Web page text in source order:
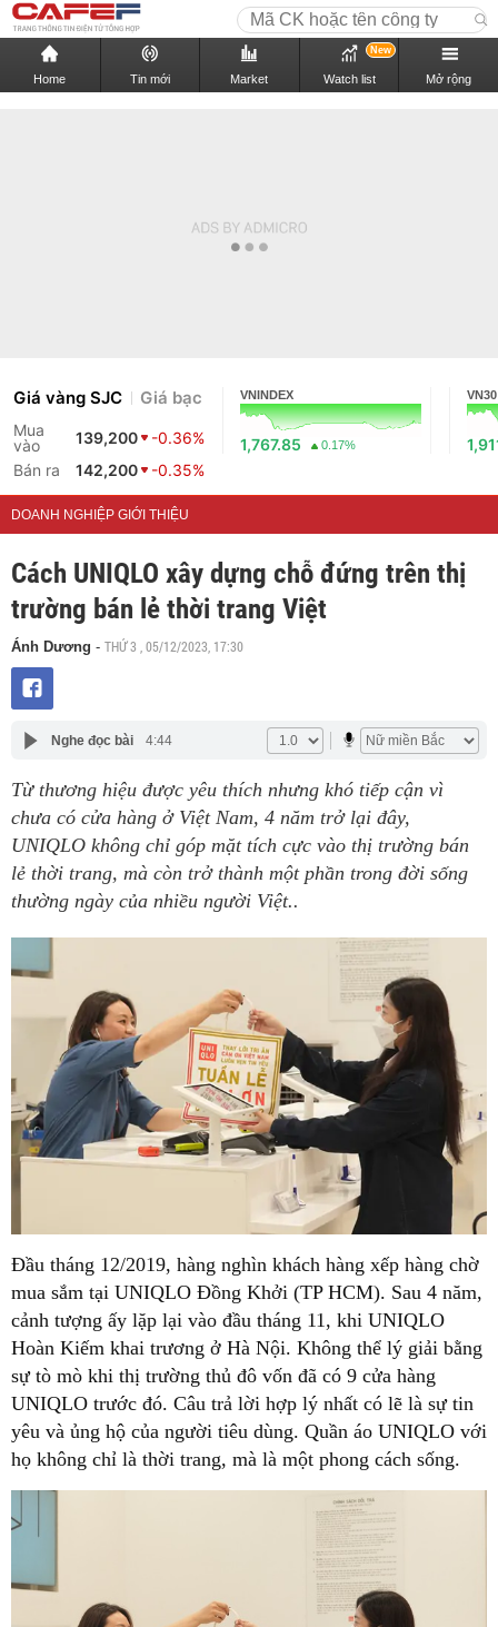
Home Tin mới Market Watch list
New
Mở rộng
Giá vàng SJC Giá bạc
Mua
vào
139,200
-0.36%
Bán ra
142,200 -0.35%
VNINDEX
1,767.85 0.17%
VN30
DOANH NGHIỆP GIỚI THIỆU
Cách UNIQLO xây dựng chỗ đứng trên thị
trường bán lẻ thời trang Việt
Ánh Dương - THỨ 3 , 05/12/2023, 17:30
Nghe đọc bài 4:44
Từ thương hiệu được yêu thích nhưng khó tiếp cận vì
chưa có cửa hàng ở Việt Nam, 4 năm trở lại đây,
UNIQLO không chỉ góp mặt tích cực vào thị trường bán
lẻ thời trang, mà còn trở thành một phần trong đời sống
thường ngày của nhiều người Việt..
Đầu tháng 12/2019, hàng nghìn khách hàng xếp hàng chờ
mua sắm tại UNIQLO Đồng Khởi (TP HCM). Sau 4 năm,
cảnh tượng ấy lặp lại vào đầu tháng 11, khi UNIQLO
Hoàn Kiếm khai trương ở Hà Nội. Không thể lý giải bằng
sự tò mò khi thị trường thủ đô vốn đã có 9 cửa hàng
UNIQLO trước đó. Câu trả lời hợp lý nhất có lẽ là sự tin
yêu và ủng hộ của người tiêu dùng. Quần áo UNIQLO với
họ không chỉ là thời trang, mà là một phong cách sống.